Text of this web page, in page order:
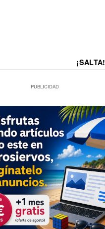
¡SALTA!
PUBLICIDAD